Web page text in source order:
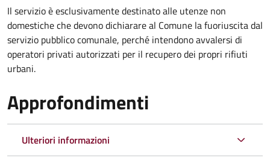
Il servizio è esclusivamente destinato alle utenze non
domestiche che devono dichiarare al Comune la fuoriuscita dal
servizio pubblico comunale, perché intendono avvalersi di
operatori privati autorizzati per il recupero dei propri rifiuti
urbani.
Approfondimenti
Ulteriori informazioni